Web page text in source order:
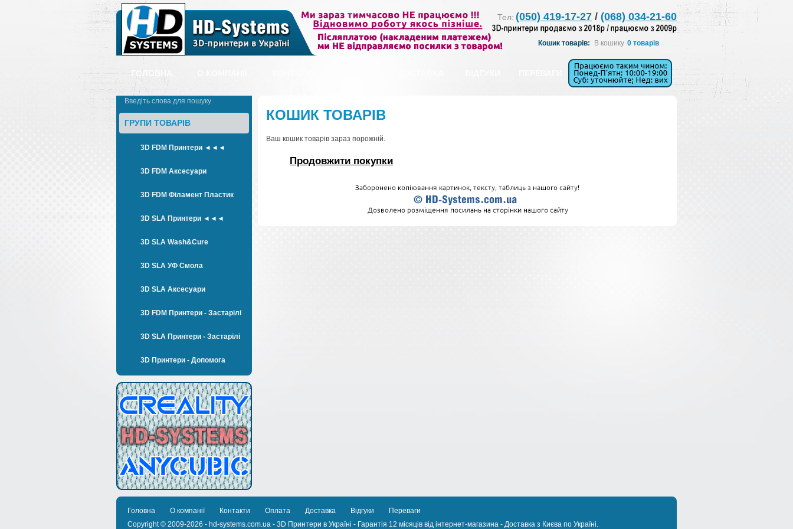
Тел: (050) 419-17-27 / (068) 034-21-60
Кошик товарів: В кошику 0 товарів
ГОЛОВНА
ГРУПИ ТОВАРІВ
3D FDM Принтери ◄◄◄
3D FDM Аксесуари
3D FDM Філамент Пластик
3D SLA Принтери ◄◄◄
3D SLA Wash&Cure
3D SLA УФ Смола
3D SLA Аксесуари
3D FDM Принтери - Застарілі
3D SLA Принтери - Застарілі
3D Принтери - Допомога
КОШИК ТОВАРІВ
Ваш кошик товарів зараз порожній.
Продовжити покупки
Головна О компанії Контакти Оплата Доставка Відгуки
Переваги
Copyright © 2009-2026 - hd-systems.com.ua - 3D Принтери в Україні - Гарантія 12 місяців від інтернет-магазина - Доставка з Києва по Україні.